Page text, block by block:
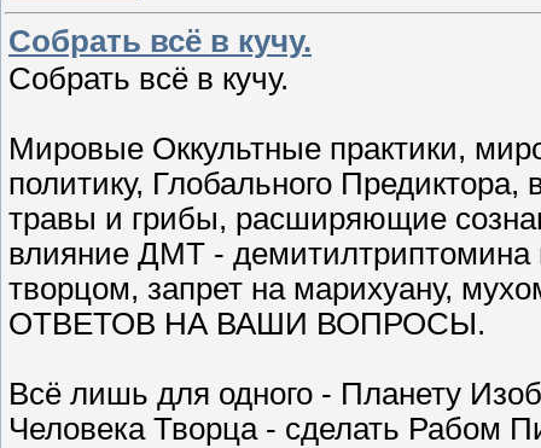
Собрать всё в кучу.
Собрать всё в кучу.
Мировые Оккультные практики,
политику, Глобального
травы и грибы, расширяющие
влияние ДМТ -
творцом, запрет на марихуану,
ОТВЕТОВ НА ВАШИ ВОПРОСЫ.
Всё лишь для одного - Планету
Человека Творца - сделать Рабом